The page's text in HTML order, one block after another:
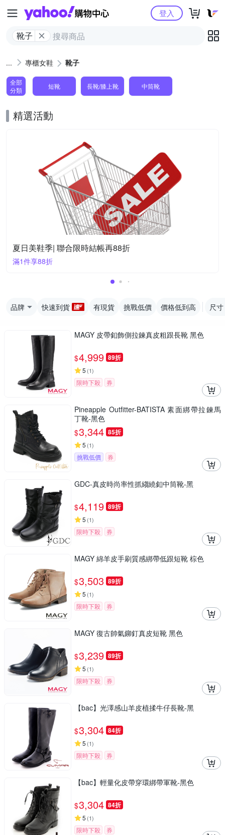
Yahoo購物中心
靴子
登入
專櫃女鞋 靴子
全部
分類
短靴 長靴/膝上靴 中筒靴
精選活動
夏日美鞋季| 聯合限時結帳再88折
滿1件享88折
品牌 快速到貨 有現貨 挑戰低價 價格低到高 尺寸
MAGY 皮帶釦飾側拉鍊真皮粗跟長靴 黑色
$4,999 89折
5 (1)
限時下殺 券
Pineapple Outfitter-BATISTA 素面綁帶拉鍊馬
丁靴-黑色
$3,344 85折
5 (1)
挑戰低價 券
GDC-真皮時尚率性抓縐繞釦中筒靴-黑
$4,119 89折
5 (1)
限時下殺 券
MAGY 綿羊皮手刷質感綁帶低跟短靴 棕色
$3,503 89折
5 (1)
限時下殺 券
MAGY 復古帥氣鉚釘真皮短靴 黑色
$3,239 89折
5 (1)
限時下殺 券
【bac】光澤感山羊皮植揉牛仔長靴-黑
$3,304 84折
5 (1)
限時下殺 券
【bac】輕量化皮帶穿環綁帶軍靴-黑色
$3,304 84折
5 (1)
限時下殺 券